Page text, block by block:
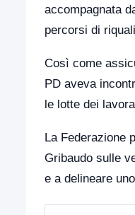
accompagnata
percorsi di
Così come
PD aveva
le lotte dei
La Federazione
Gribaudo sulle
e a delineare